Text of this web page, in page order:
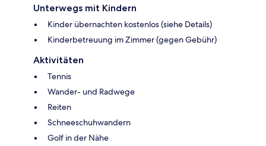
Unterwegs mit Kindern
Kinder übernachten kostenlos (siehe Details)
Kinderbetreuung im Zimmer (gegen Gebühr)
Aktivitäten
Tennis
Wander- und Radwege
Reiten
Schneeschuhwandern
Golf in der Nähe